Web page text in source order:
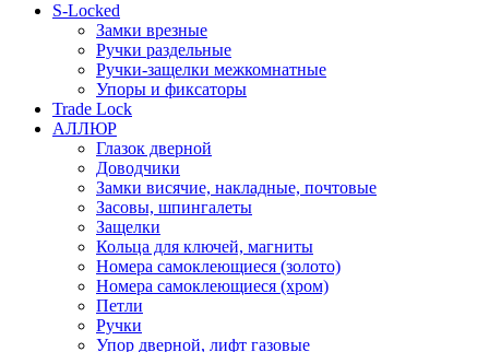
S-Locked
Замки врезные
Ручки раздельные
Ручки-защелки межкомнатные
Упоры и фиксаторы
Trade Lock
АЛЛЮР
Глазок дверной
Доводчики
Замки висячие, накладные, почтовые
Засовы, шпингалеты
Защелки
Кольца для ключей, магниты
Номера самоклеющиеся (золото)
Номера самоклеющиеся (хром)
Петли
Ручки
Упор дверной, лифт газовые